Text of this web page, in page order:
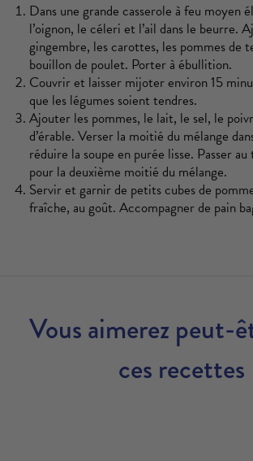
Dans une grande casserole à feu moyen
l’oignon, le céleri et l’ail dans le beurre.
gingembre, les carottes, les pommes de
bouillon de poulet. Porter à ébullition.
Couvrir et laisser mijoter environ 15
que les légumes soient tendres.
Ajouter les pommes, le lait, le sel, le
d’érable. Verser la moitié du mélange
réduire la soupe en purée lisse. Passer
pour la deuxième moitié du mélange.
Servir et garnir de petits cubes de
fraîche, au goût. Accompagner de pain
Vous aimerez peut-
ces recettes